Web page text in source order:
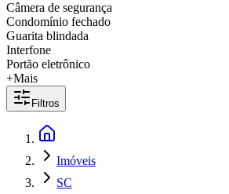
Câmera de segurança
Condomínio fechado
Guarita blindada
Interfone
Portão eletrônico
+Mais
Filtros
Imóveis
SC